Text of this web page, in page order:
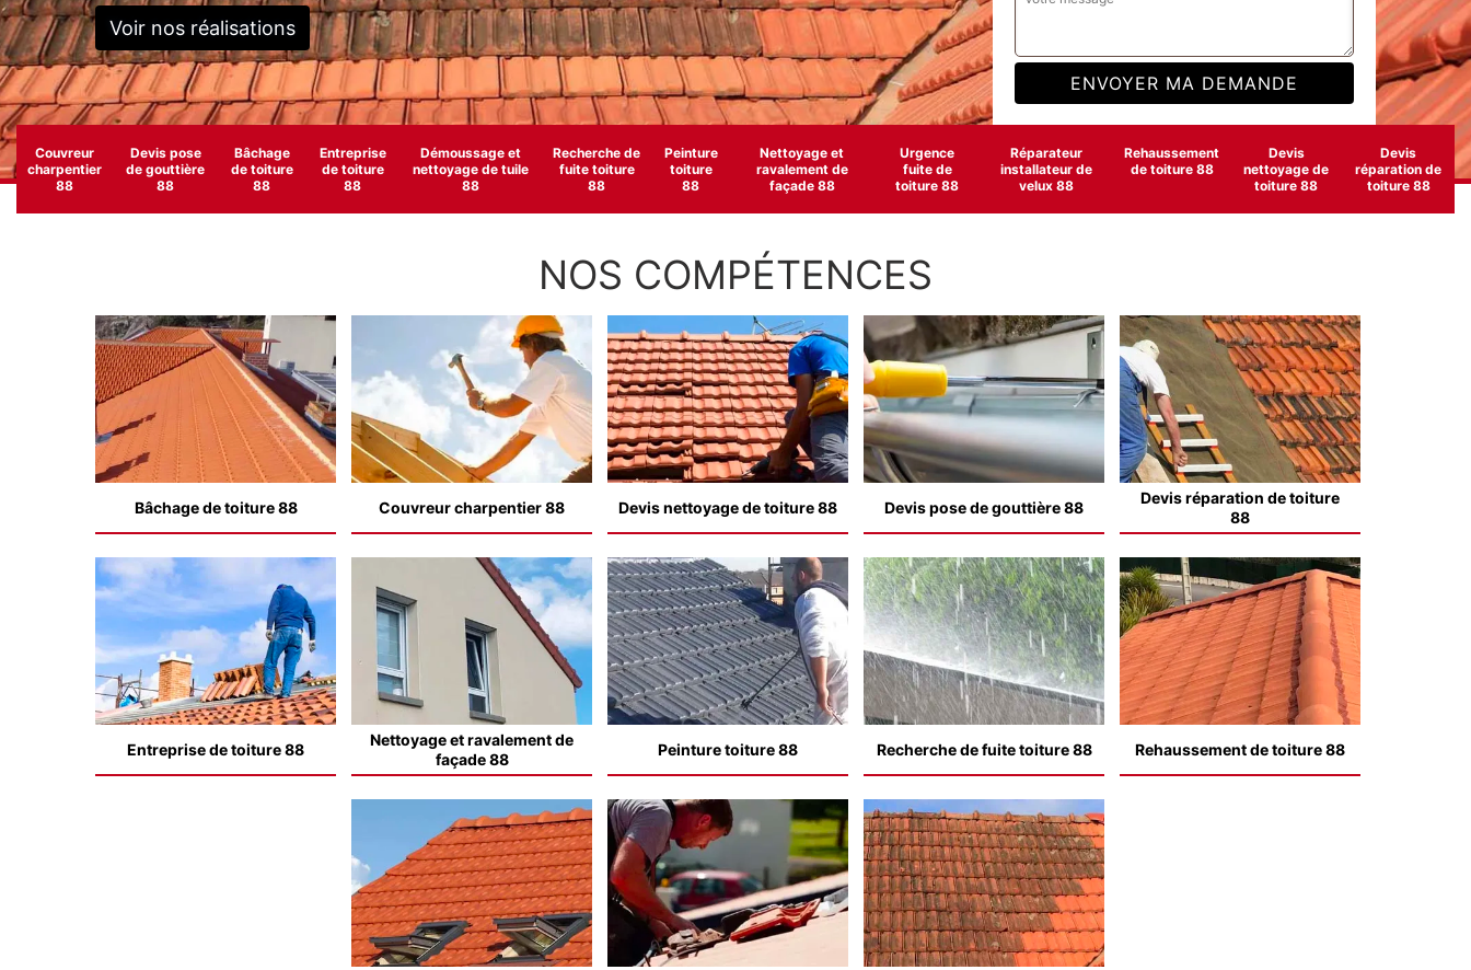
Voir nos réalisations
Couvreur
charpentier
88
Devis pose
de gouttière
88
Bâchage
de toiture
88
Entreprise
de toiture
88
Démoussage et
nettoyage de tuile
88
Recherche de
fuite toiture
88
Peinture
toiture
88
Nettoyage et
ravalement de
façade 88
Urgence
fuite de
toiture 88
Réparateur
installateur de
velux 88
Rehaussement
de toiture 88
Devis
nettoyage de
toiture 88
Devis
réparation de
toiture 88
NOS COMPÉTENCES
Bâchage de toiture 88 Couvreur charpentier 88 Devis nettoyage de toiture 88 Devis pose de gouttière 88
Devis réparation de toiture
88
Entreprise de toiture 88
Nettoyage et ravalement de
façade 88
Peinture toiture 88 Recherche de fuite toiture 88 Rehaussement de toiture 88